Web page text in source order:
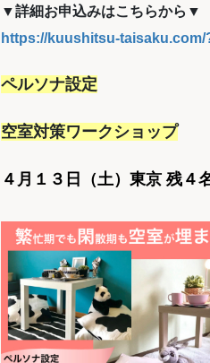
▼詳細お申込みはこちらから▼
https://kuushitsu-taisaku.com/
ペルソナ設定
空室対策ワークショップ
４月１３日（土）東京 残４